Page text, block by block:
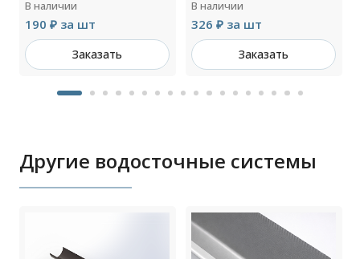
В наличии
190 ₽ за шт
Заказать
В наличии
326 ₽ за шт
Заказать
Другие водосточные системы